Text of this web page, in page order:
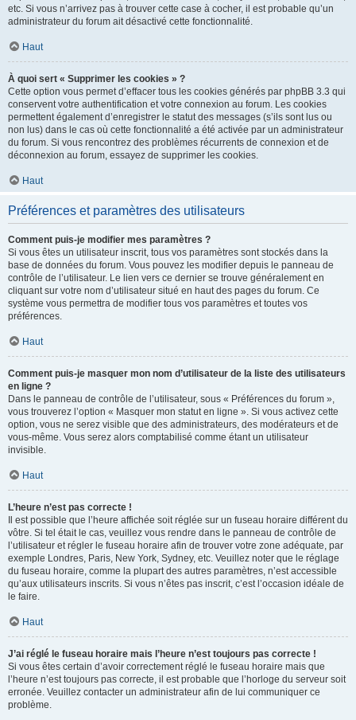
etc. Si vous n’arrivez pas à trouver cette case à cocher, il est probable qu’un
administrateur du forum ait désactivé cette fonctionnalité.
Haut
À quoi sert « Supprimer les cookies » ?
Cette option vous permet d’effacer tous les cookies générés par phpBB 3.3 qui
conservent votre authentification et votre connexion au forum. Les cookies
permettent également d’enregistrer le statut des messages (s’ils sont lus ou
non lus) dans le cas où cette fonctionnalité a été activée par un administrateur
du forum. Si vous rencontrez des problèmes récurrents de connexion et de
déconnexion au forum, essayez de supprimer les cookies.
Haut
Préférences et paramètres des utilisateurs
Comment puis-je modifier mes paramètres ?
Si vous êtes un utilisateur inscrit, tous vos paramètres sont stockés dans la
base de données du forum. Vous pouvez les modifier depuis le panneau de
contrôle de l’utilisateur. Le lien vers ce dernier se trouve généralement en
cliquant sur votre nom d’utilisateur situé en haut des pages du forum. Ce
système vous permettra de modifier tous vos paramètres et toutes vos
préférences.
Haut
Comment puis-je masquer mon nom d’utilisateur de la liste des utilisateurs
en ligne ?
Dans le panneau de contrôle de l’utilisateur, sous « Préférences du forum »,
vous trouverez l’option « Masquer mon statut en ligne ». Si vous activez cette
option, vous ne serez visible que des administrateurs, des modérateurs et de
vous-même. Vous serez alors comptabilisé comme étant un utilisateur
invisible.
Haut
L’heure n’est pas correcte !
Il est possible que l’heure affichée soit réglée sur un fuseau horaire différent du
vôtre. Si tel était le cas, veuillez vous rendre dans le panneau de contrôle de
l’utilisateur et régler le fuseau horaire afin de trouver votre zone adéquate, par
exemple Londres, Paris, New York, Sydney, etc. Veuillez noter que le réglage
du fuseau horaire, comme la plupart des autres paramètres, n’est accessible
qu’aux utilisateurs inscrits. Si vous n’êtes pas inscrit, c’est l’occasion idéale de
le faire.
Haut
J’ai réglé le fuseau horaire mais l’heure n’est toujours pas correcte !
Si vous êtes certain d’avoir correctement réglé le fuseau horaire mais que
l’heure n’est toujours pas correcte, il est probable que l’horloge du serveur soit
erronée. Veuillez contacter un administrateur afin de lui communiquer ce
problème.